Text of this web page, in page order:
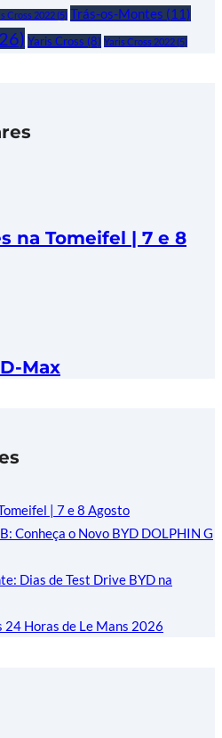
Cross 2022(5) Trás-os-Montes (11)
Yaris Cross (8) Yaris Cross 2022(5)
na Tomeifel | 7 e 8
Max
| 7 e 8 Agosto
Conheça o Novo BYD DOLPHIN G
Dias de Test Drive BYD na
24 Horas de Le Mans 2026